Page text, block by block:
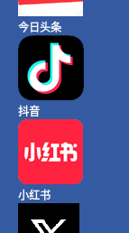
今日头条
抖音
小红书